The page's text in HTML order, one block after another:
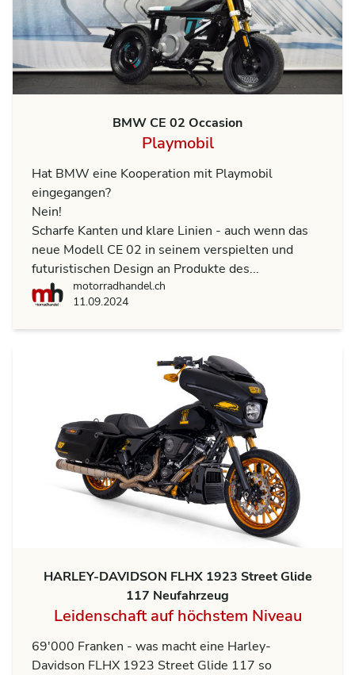
BMW CE 02 Occasion
Playmobil
Hat BMW eine Kooperation mit Playmobil
eingegangen?
Nein!
Scharfe Kanten und klare Linien - auch wenn das
neue Modell CE 02 in seinem verspielten und
futuristischen Design an Produkte des...
motorradhandel.ch
motorradhandel.ch
11.09.2024
HARLEY-DAVIDSON FLHX 1923 Street Glide
117 Neufahrzeug
Leidenschaft auf höchstem Niveau
69'000 Franken - was macht eine Harley-
Davidson FLHX 1923 Street Glide 117 so